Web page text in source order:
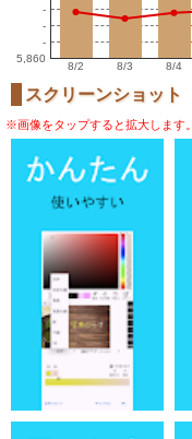
-
-
-
5,860
8/2 8/3 8/4
スクリーンショット
※画像をタップすると拡大します。